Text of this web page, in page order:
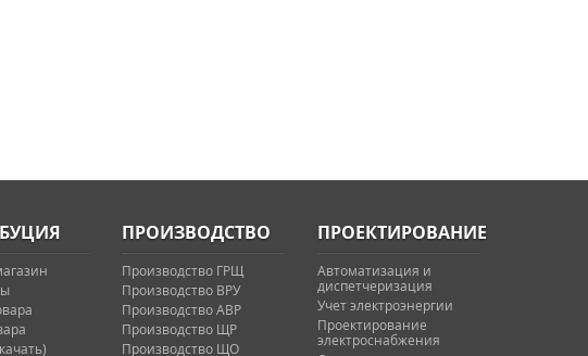
ПРОИЗВОДСТВО
Производство ГРЩ
Производство ВРУ
Производство АВР
Производство ЩР
Производство ЩО
ПРОЕКТИРОВАНИЕ
Автоматизация и
диспетчеризация
Учет электроэнергии
Проектирование
электроснабжения